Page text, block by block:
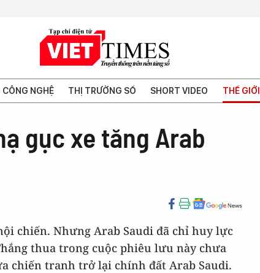
CÔNG NGHỆ THỊ TRƯỜNG SỐ SHORT VIDEO THẾ GIỚI
gục xe tăng Arab
chiến. Nhưng Arab Saudi đã chỉ huy lực
thua trong cuộc phiêu lưu này chưa
chiến tranh trở lại chính đất Arab Saudi.